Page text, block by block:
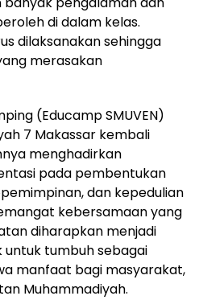
di dalam kelas.
dilaksanakan sehingga
merasakan
(Educamp SMUVEN)
7 Makassar kembali
menghadirkan
pada pembentukan
dan kepedulian
kebersamaan yang
diharapkan menjadi
tumbuh sebagai
manfaat bagi masyarakat,
Muhammadiyah.